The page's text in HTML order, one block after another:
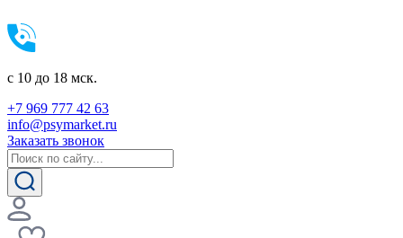
c 10 до 18 мск.
+7 969 777 42 63
info@psymarket.ru
Заказать звонок